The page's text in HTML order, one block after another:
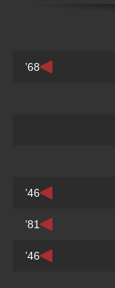
68’
46’
81’
46’